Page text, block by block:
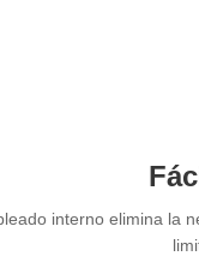
interno elimina la